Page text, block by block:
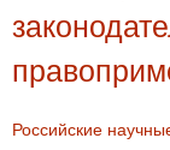
Российские